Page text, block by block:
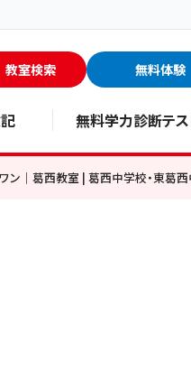
教室検索 無料体験
無料学力診断テス
｜葛西教室 | 葛西中学校・東葛